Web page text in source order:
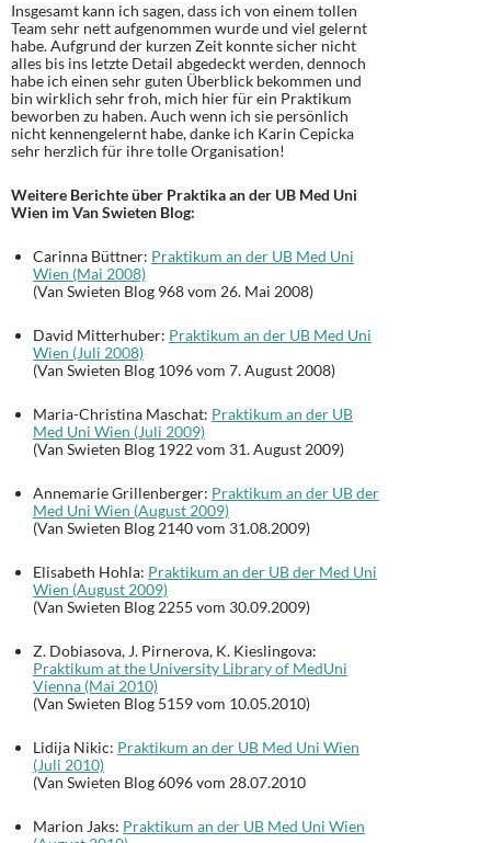
Insgesamt kann ich sagen, dass ich von einem tollen
Team sehr nett aufgenommen wurde und viel gelernt
habe. Aufgrund der kurzen Zeit konnte sicher nicht
alles bis ins letzte Detail abgedeckt werden, dennoch
habe ich einen sehr guten Überblick bekommen und
bin wirklich sehr froh, mich hier für ein Praktikum
beworben zu haben. Auch wenn ich sie persönlich
nicht kennengelernt habe, danke ich Karin Cepicka
sehr herzlich für ihre tolle Organisation!
Weitere Berichte über Praktika an der UB Med Uni
Wien im Van Swieten Blog:
Carinna Büttner: Praktikum an der UB Med Uni
Wien (Mai 2008)
(Van Swieten Blog 968 vom 26. Mai 2008)
David Mitterhuber: Praktikum an der UB Med Uni
Wien (Juli 2008)
(Van Swieten Blog 1096 vom 7. August 2008)
Maria-Christina Maschat: Praktikum an der UB
Med Uni Wien (Juli 2009)
(Van Swieten Blog 1922 vom 31. August 2009)
Annemarie Grillenberger: Praktikum an der UB der
Med Uni Wien (August 2009)
(Van Swieten Blog 2140 vom 31.08.2009)
Elisabeth Hohla: Praktikum an der UB der Med Uni
Wien (August 2009)
(Van Swieten Blog 2255 vom 30.09.2009)
Z. Dobiasova, J. Pirnerova, K. Kieslingova:
Praktikum at the University Library of MedUni
Vienna (Mai 2010)
(Van Swieten Blog 5159 vom 10.05.2010)
Lidija Nikic: Praktikum an der UB Med Uni Wien
(Juli 2010)
(Van Swieten Blog 6096 vom 28.07.2010
Marion Jaks: Praktikum an der UB Med Uni Wien